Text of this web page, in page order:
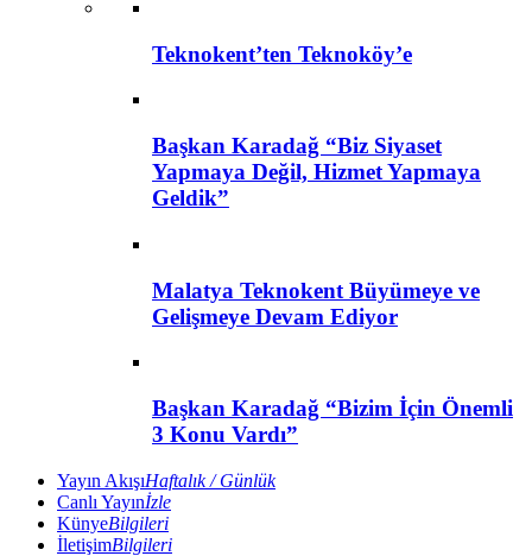
Teknokent’ten Teknoköy’e
Başkan Karadağ “Biz Siyaset
Yapmaya Değil, Hizmet Yapmaya
Geldik”
Malatya Teknokent Büyümeye ve
Gelişmeye Devam Ediyor
Başkan Karadağ “Bizim İçin Önemli
3 Konu Vardı”
Yayın AkışıHaftalık / Günlük
Canlı Yayınİzle
KünyeBilgileri
İletişimBilgileri